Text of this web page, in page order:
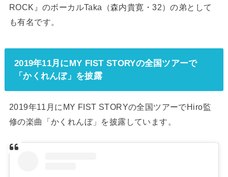
ROCK』のボーカルTaka（森内貴寛・32）の弟として
も有名です。
2019年11月にMY FIST STORYの全国ツアーで
「かくれんぼ」を披露
2019年11月にMY FIST STORYの全国ツアーでHiro監
修の楽曲「かくれんぼ」を披露しています。